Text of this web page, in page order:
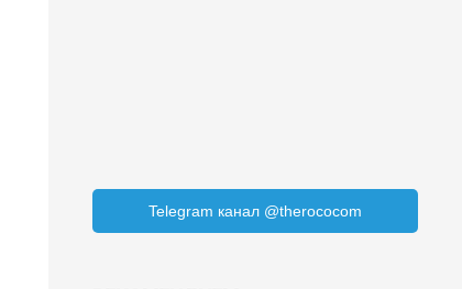
Telegram канал @therococom